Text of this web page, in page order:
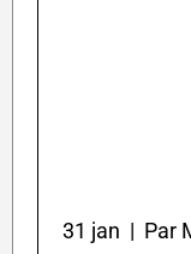
31 jan | Par